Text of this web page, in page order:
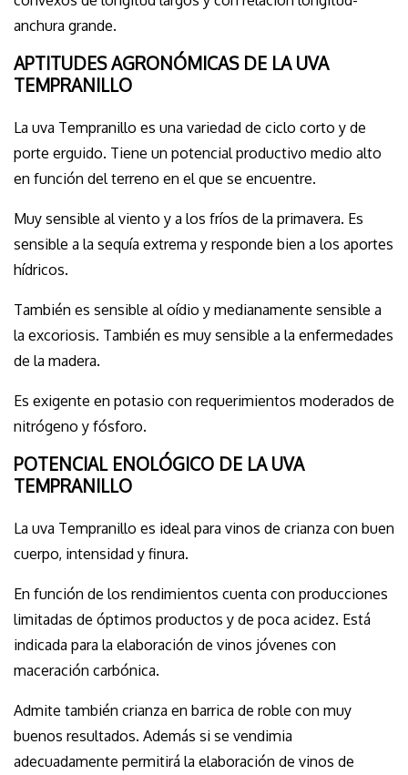
anchura grande.
APTITUDES AGRONÓMICAS DE LA UVA
TEMPRANILLO
La uva Tempranillo es una variedad de ciclo corto y de
porte erguido. Tiene un potencial productivo medio alto
en función del terreno en el que se encuentre.
Muy sensible al viento y a los fríos de la primavera. Es
sensible a la sequía extrema y responde bien a los aportes
hídricos.
También es sensible al oídio y medianamente sensible a
la excoriosis. También es muy sensible a la enfermedades
de la madera.
Es exigente en potasio con requerimientos moderados de
nitrógeno y fósforo.
POTENCIAL ENOLÓGICO DE LA UVA
TEMPRANILLO
La uva Tempranillo es ideal para vinos de crianza con buen
cuerpo, intensidad y finura.
En función de los rendimientos cuenta con producciones
limitadas de óptimos productos y de poca acidez. Está
indicada para la elaboración de vinos jóvenes con
maceración carbónica.
Admite también crianza en barrica de roble con muy
buenos resultados. Además si se vendimia
adecuadamente permitirá la elaboración de vinos de